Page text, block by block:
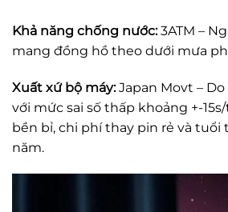
Khả năng chống nước:3ATM –
mang đồng hồ theo dưới mưa
Xuất xứ bộ máy:Japan Movt –
với mức sai số thấp khoảng +-
bền bỉ, chi phí thay pin rẻ và tuổi
năm.